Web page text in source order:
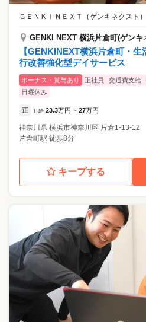
ＧＥＮＫＩＮＥＸＴ（ゲンキネクスト）
GENKI NEXT 横浜片倉町(ゲンキ
【GENKINEXT横浜片倉町・
行改善強化型デイサービス
ボーナス・賞与あり 正社員 交通費支給
日曜休み
正 月給 23.3万円 ~ 27万円
神奈川県 横浜市神奈川区 片倉1-13-12
片倉町駅 徒歩8分
キープする